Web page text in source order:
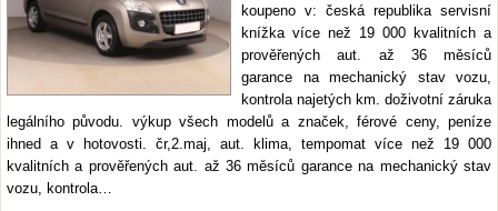
koupeno v: česká republika servisní
knížka více než 19 000 kvalitních a
prověřených aut. až 36 měsíců
garance na mechanický stav vozu,
kontrola najetých km. doživotní záruka
legálního původu. výkup všech modelů a značek, férové ceny, peníze
ihned a v hotovosti. čr,2.maj, aut. klima, tempomat více než 19 000
kvalitních a prověřených aut. až 36 měsíců garance na mechanický stav
vozu, kontrola…